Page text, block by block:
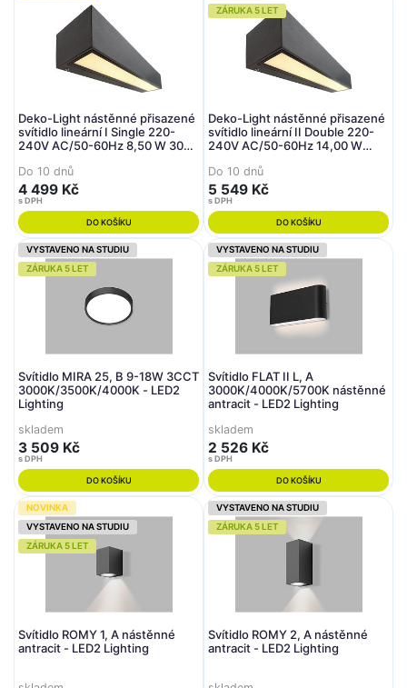
Deko-Light nástěnné přisazené
svítidlo lineární I Single 220-
240V AC/50-60Hz 8,50 W 3000
Do 10 dnů
4 499 Kč
s DPH
DO KOŠÍKU
ZÁRUKA 5 LET
Deko-Light nástěnné přisazené
svítidlo lineární II Double 220-
240V AC/50-60Hz 14,00 W
7012
Do 10 dnů
5 549 Kč
s DPH
DO KOŠÍKU
VYSTAVENO NA STUDIU
ZÁRUKA 5 LET
Svítidlo MIRA 25, B 9-18W 3CCT
3000K/3500K/4000K - LED2
Lighting
skladem
3 509 Kč
s DPH
DO KOŠÍKU
VYSTAVENO NA STUDIU
ZÁRUKA 5 LET
Svítidlo FLAT II L, A
3000K/4000K/5700K nástěnné
antracit - LED2 Lighting
skladem
2 526 Kč
s DPH
DO KOŠÍKU
NOVINKA
VYSTAVENO NA STUDIU
ZÁRUKA 5 LET
Svítidlo ROMY 1, A nástěnné
antracit - LED2 Lighting
VYSTAVENO NA STUDIU
ZÁRUKA 5 LET
Svítidlo ROMY 2, A nástěnné
antracit - LED2 Lighting